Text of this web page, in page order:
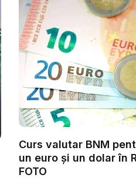
Curs valutar BNM
un euro și un dolar în
FOTO